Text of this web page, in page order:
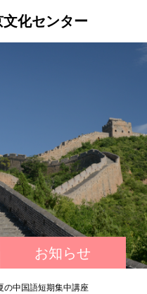
化センター
お知らせ
の中国語短期集中講座